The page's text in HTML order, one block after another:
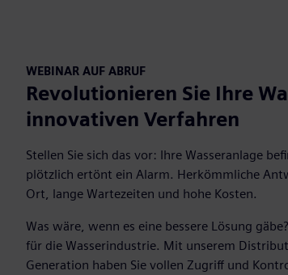
WEBINAR AUF ABRUF
Revolutionieren Sie Ihre
innovativen Verfahren
Stellen Sie sich das vor: Ihre Wasseranlage
plötzlich ertönt ein Alarm. Herkömmliche
Ort, lange Wartezeiten und hohe Kosten.
Was wäre, wenn es eine bessere Lösung gäbe?
für die Wasserindustrie. Mit unserem
Generation haben Sie vollen Zugriff und